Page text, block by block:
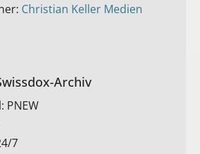
Christian Keller Medien
Archiv​
PNEW
7